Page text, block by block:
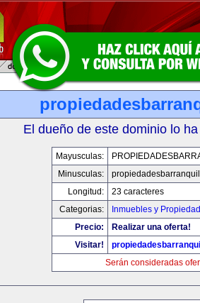
El dueño de este dominio lo
Mayusculas:
Minusculas:
Longitud:
23 caracteres
Categorias:
Inmuebles y
Precio:
Realizar una oferta!
Visitar!
Serán consideradas